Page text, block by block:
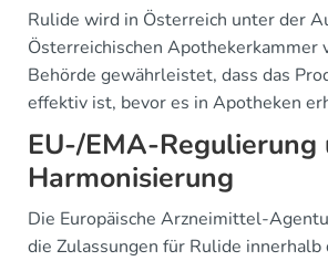
Rulide wird in Österreich unter der
Österreichischen Apothekerkammer
Behörde gewährleistet, dass das
effektiv ist, bevor es in Apotheken
EU-/EMA-Regulierung
Harmonisierung
Die Europäische Arzneimittel-
die Zulassungen für Rulide innerhalb